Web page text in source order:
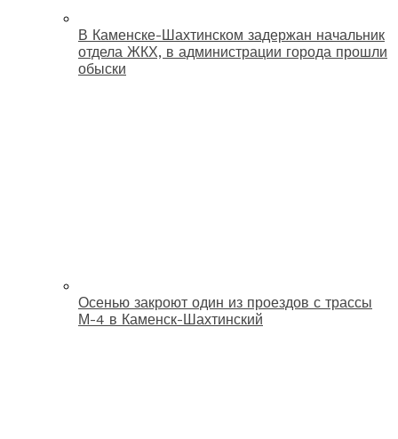
В Каменске-Шахтинском задержан начальник
отдела ЖКХ, в администрации города прошли
обыски
Осенью закроют один из проездов с трассы
М-4 в Каменск-Шахтинский